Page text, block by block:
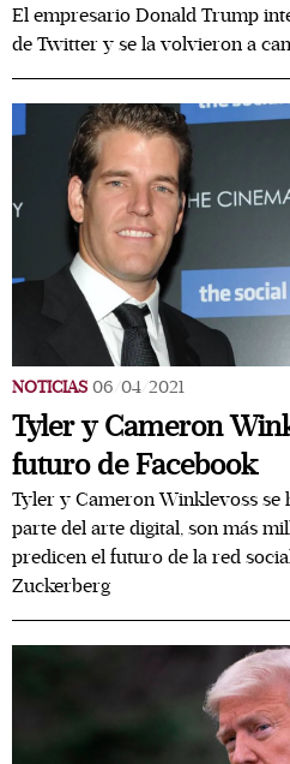
El empresario Donald Trump
de Twitter y se la volvieron a
NOTICIAS 06/04/2021
Tyler y Cameron
futuro de Facebook
Tyler y Cameron Winklevoss se
parte del arte digital, son más
predicen el futuro de la red
Zuckerberg